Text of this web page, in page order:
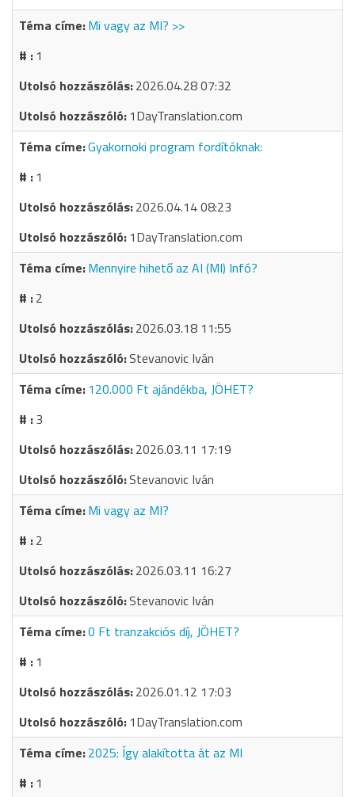
Mi vagy az MI? >>
1
2026.04.28 07:32
1DayTranslation.com
Gyakornoki program fordítóknak:
1
2026.04.14 08:23
1DayTranslation.com
Mennyire hihető az AI (MI) Infó?
2
2026.03.18 11:55
Stevanovic Iván
120.000 Ft ajándékba, JÖHET?
3
2026.03.11 17:19
Stevanovic Iván
Mi vagy az MI?
2
2026.03.11 16:27
Stevanovic Iván
0 Ft tranzakciós díj, JÖHET?
1
2026.01.12 17:03
1DayTranslation.com
2025: Így alakította át az MI
1